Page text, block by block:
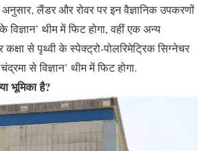
लैंडर और रोवर पर इन वैज्ञानिक उपकरणों
विज्ञान’ थीम में फिट होगा, वहीं एक अन्य
से पृथ्वी के स्पेक्ट्रो-पोलरिमेट्रिक सिग्नेचर
से विज्ञान’ थीम में फिट होगा.
भूमिका है?